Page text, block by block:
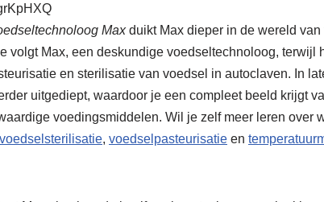
Maxduikt Max dieper in de wereld
volgt Max, een deskundige voedseltechnoloog, terwijl
en sterilisatie van voedsel in autoclaven. In
uitgediept, waardoor je een compleet beeld krijgt
voedingsmiddelen. Wil je zelf meer leren over
voedselsterilisatie, voedselpasteurisatie en